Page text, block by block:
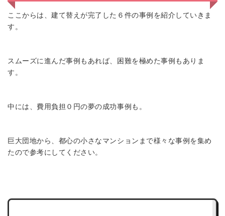
ここからは、建て替えが完了した６件の事例を紹介していきま
す。
スムーズに進んだ事例もあれば、困難を極めた事例もありま
す。
中には、費用負担０円の夢の成功事例も。
巨大団地から、都心の小さなマンションまで様々な事例を集め
たので参考にしてください。